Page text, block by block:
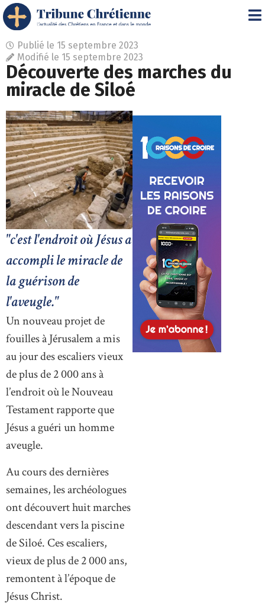
Publié le 15 septembre 2023
Modifié le 15 septembre 2023
Découverte des marches du
miracle de Siloé
"c'est l'endroit où Jésus a
accompli le miracle de
la guérison de
l'aveugle."
Un nouveau projet de
fouilles à Jérusalem a mis
au jour des escaliers vieux
de plus de 2 000 ans à
l’endroit où le Nouveau
Testament rapporte que
Jésus a guéri un homme
aveugle.
Au cours des dernières
semaines, les archéologues
ont découvert huit marches
descendant vers la piscine
de Siloé. Ces escaliers,
vieux de plus de 2 000 ans,
remontent à l’époque de
Jésus Christ.